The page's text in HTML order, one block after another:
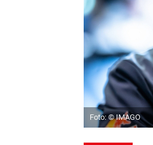
Foto: © IMAGO